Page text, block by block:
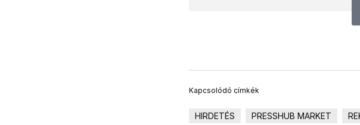
Kapcsolódó címkék
HIRDETÉS PRESSHUB MARKET